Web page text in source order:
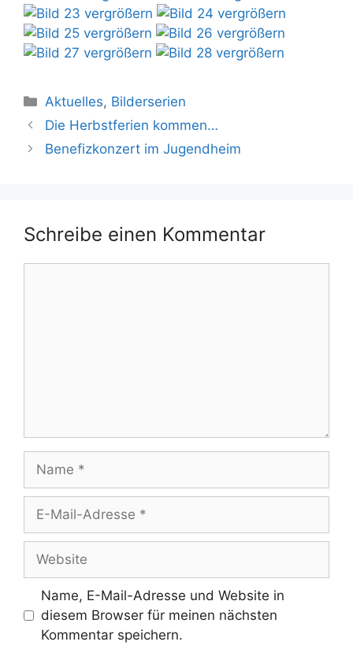
Kategorien
Aktuelles, Bilderserien
Die Herbstferien kommen…
Benefizkonzert im Jugendheim
Schreibe einen Kommentar
Name
Adresse
Website
Name, E-Mail-Adresse und Website in
diesem Browser für meinen nächsten
Kommentar speichern.